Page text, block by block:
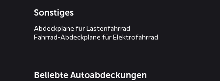
Sonstiges
Abdeckplane für Lastenfahrrad
Fahrrad-Abdeckplane für Elektrofahrrad
Beliebte Autoabdeckungen